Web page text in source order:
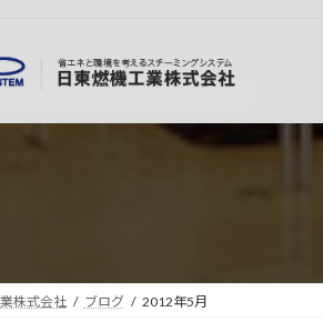
株式会社 ブログ 2012年5月